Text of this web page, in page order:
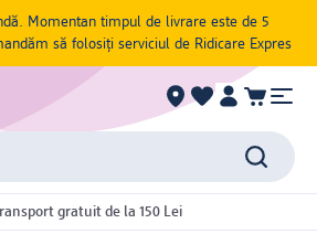
Momentan timpul de livrare este de 5
să folosiți serviciul de Ridicare Expres
Transport gratuit de la 150 Lei